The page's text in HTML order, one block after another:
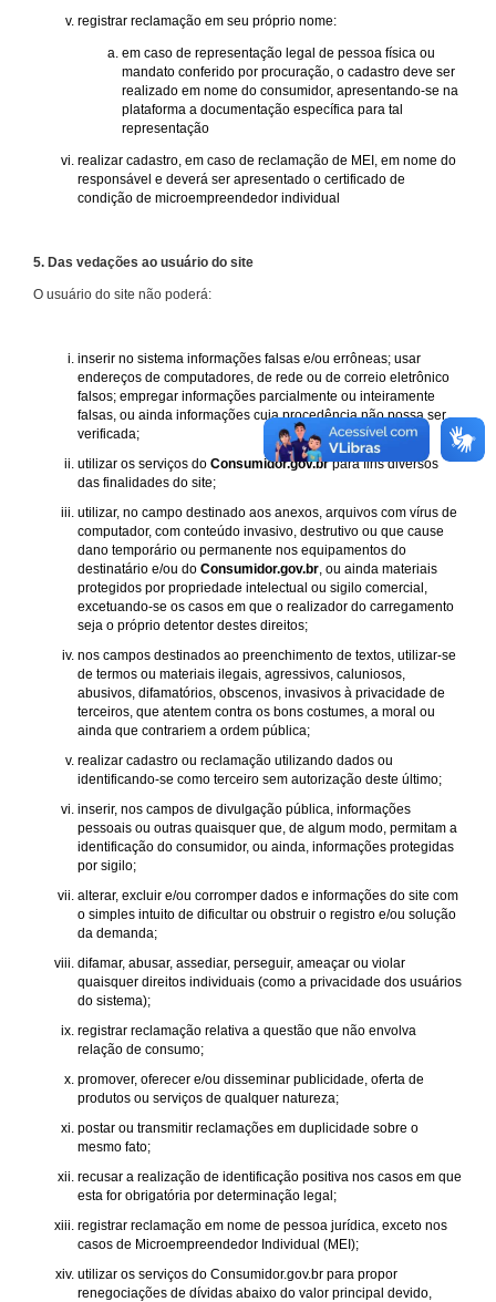
registrar reclamação em seu próprio nome:
em caso de representação legal de pessoa física ou
mandato conferido por procuração, o cadastro deve ser
realizado em nome do consumidor, apresentando-se na
plataforma a documentação específica para tal
representação
realizar cadastro, em caso de reclamação de MEI, em nome do
responsável e deverá ser apresentado o certificado de
condição de microempreendedor individual
5. Das vedações ao usuário do site
O usuário do site não poderá:
inserir no sistema informações falsas e/ou errôneas; usar
endereços de computadores, de rede ou de correio eletrônico
falsos; empregar informações parcialmente ou inteiramente
falsas, ou ainda informações cuja procedência não possa ser
verificada;
utilizar os serviços do Consumidor.gov.brpara fins diversos
das finalidades do site;
utilizar, no campo destinado aos anexos, arquivos com vírus de
computador, com conteúdo invasivo, destrutivo ou que cause
dano temporário ou permanente nos equipamentos do
destinatário e/ou do Consumidor.gov.br , ou ainda materiais
protegidos por propriedade intelectual ou sigilo comercial,
excetuando-se os casos em que o realizador do carregamento
seja o próprio detentor destes direitos;
nos campos destinados ao preenchimento de textos, utilizar-se
de termos ou materiais ilegais, agressivos, caluniosos,
abusivos, difamatórios, obscenos, invasivos à privacidade de
terceiros, que atentem contra os bons costumes, a moral ou
ainda que contrariem a ordem pública;
realizar cadastro ou reclamação utilizando dados ou
identificando-se como terceiro sem autorização deste último;
inserir, nos campos de divulgação pública, informações
pessoais ou outras quaisquer que, de algum modo, permitam a
identificação do consumidor, ou ainda, informações protegidas
por sigilo;
alterar, excluir e/ou corromper dados e informações do site com
o simples intuito de dificultar ou obstruir o registro e/ou solução
da demanda;
difamar, abusar, assediar, perseguir, ameaçar ou violar
quaisquer direitos individuais (como a privacidade dos usuários
do sistema);
registrar reclamação relativa a questão que não envolva
relação de consumo;
promover, oferecer e/ou disseminar publicidade, oferta de
produtos ou serviços de qualquer natureza;
postar ou transmitir reclamações em duplicidade sobre o
mesmo fato;
recusar a realização de identificação positiva nos casos em que
esta for obrigatória por determinação legal;
registrar reclamação em nome de pessoa jurídica, exceto nos
casos de Microempreendedor Individual (MEI);
utilizar os serviços do Consumidor.gov.br para propor
renegociações de dívidas abaixo do valor principal devido,